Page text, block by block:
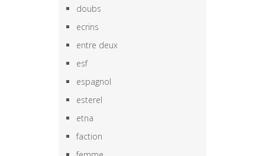
doubs
ecrins
entre deux
esf
espagnol
esterel
etna
faction